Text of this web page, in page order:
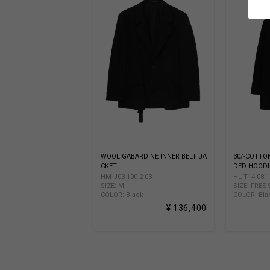
WOOL GABARDINE INNER BELT JA
CKET
HM-J03-100-2-03
SIZE: M
COLOR: Black
¥ 136,400
30/-
DED
HL-T14-
SIZE: FREE
COLOR: